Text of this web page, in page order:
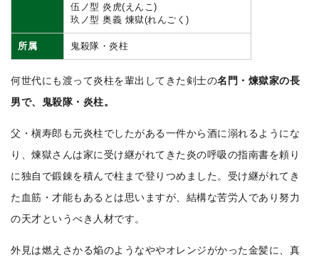
伍ノ型 炎虎(えんこ)
玖ノ型 奥義 煉獄(れんごく)
所属 鬼殺隊・炎柱
何世代にも渡って炎柱を輩出してきた剣士の名門・煉獄家の長
男で、鬼殺隊・炎柱。
父・槇寿郎も元炎柱でしたがある一件から酒に溺れるようにな
り、煉獄さんは家に受け継がれてきた炎の呼吸の指南書を頼り
に独自で鍛錬を積んで柱まで登りつめました。受け継がれてき
た血筋・才能もあるとは思いますが、結構な苦労人であり努力
の天才というべき人材です。
外見は燃えさかる焔のようなややオレンジがかった金髪に、真